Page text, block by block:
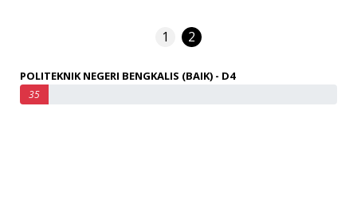
1 2
POLITEKNIK NEGERI BENGKALIS (BAIK) - D4
35